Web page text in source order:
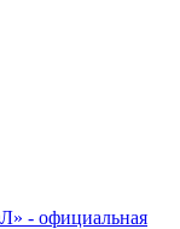
- официальная